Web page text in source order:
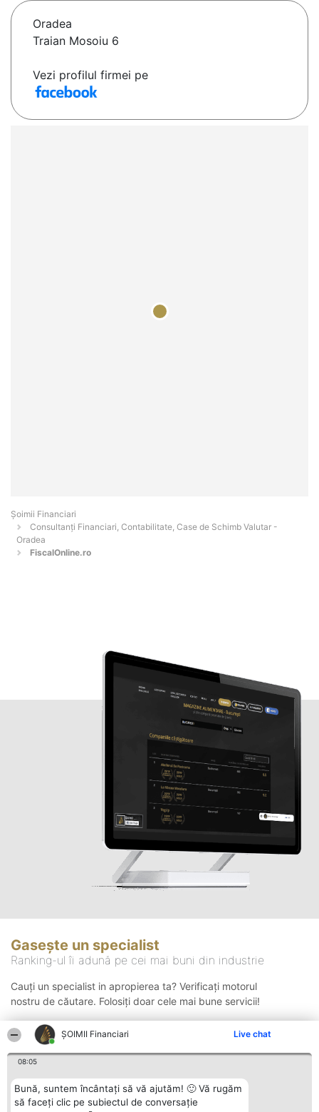
ȘOIMII Financiari Live chat
08:05
Bună, suntem încântați să vă ajutăm! 🙂 Vă rugăm
să faceți clic pe subiectul de conversație
Oradea
Traian Mosoiu 6
Vezi profilul firmei pe
Șoimii Financiari
Consultanți Financiari, Contabilitate, Case de Schimb Valutar -
Oradea
FiscalOnline.ro
Gasește un specialist
Ranking-ul îi adună pe cei mai buni din industrie
Cauți un specialist in apropierea ta? Verificați motorul
nostru de căutare. Folosiți doar cele mai bune servicii!